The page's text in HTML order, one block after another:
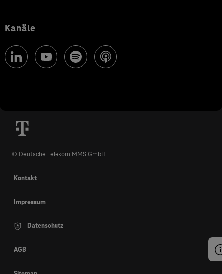
Kanäle
© Deutsche Telekom MMS GmbH
Kontakt
Impressum
Datenschutz
AGB